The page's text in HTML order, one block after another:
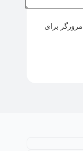
برای